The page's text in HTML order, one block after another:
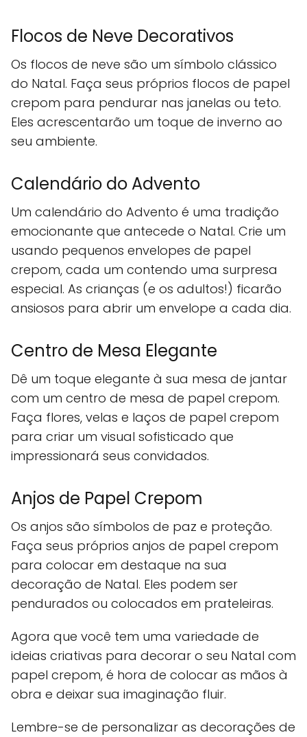
Flocos de Neve Decorativos
Os flocos de neve são um símbolo clássico
do Natal. Faça seus próprios flocos de papel
crepom para pendurar nas janelas ou teto.
Eles acrescentarão um toque de inverno ao
seu ambiente.
Calendário do Advento
Um calendário do Advento é uma tradição
emocionante que antecede o Natal. Crie um
usando pequenos envelopes de papel
crepom, cada um contendo uma surpresa
especial. As crianças (e os adultos!) ficarão
ansiosos para abrir um envelope a cada dia.
Centro de Mesa Elegante
Dê um toque elegante à sua mesa de jantar
com um centro de mesa de papel crepom.
Faça flores, velas e laços de papel crepom
para criar um visual sofisticado que
impressionará seus convidados.
Anjos de Papel Crepom
Os anjos são símbolos de paz e proteção.
Faça seus próprios anjos de papel crepom
para colocar em destaque na sua
decoração de Natal. Eles podem ser
pendurados ou colocados em prateleiras.
Agora que você tem uma variedade de
ideias criativas para decorar o seu Natal com
papel crepom, é hora de colocar as mãos à
obra e deixar sua imaginação fluir.
Lembre-se de personalizar as decorações de